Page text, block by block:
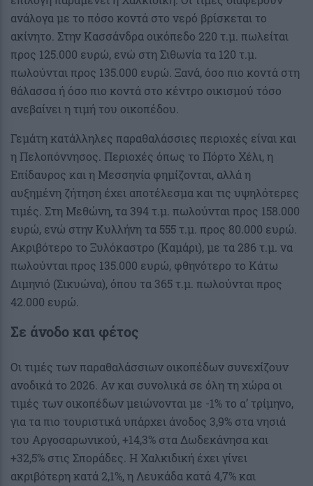
ανάλογα με το πόσο κοντά στο νερό βρίσκεται το
ακίνητο. Στην Κασσάνδρα οικόπεδο 220 τ.μ. πωλείται
προς 125.000 ευρώ, ενώ στη Σιθωνία τα 120 τ.μ.
πωλούνται προς 135.000 ευρώ. Ξανά, όσο πιο κοντά στη
θάλασσα ή όσο πιο κοντά στο κέντρο οικισμού τόσο
ανεβαίνει η τιμή του οικοπέδου.
Γεμάτη κατάλληλες παραθαλάσσιες περιοχές είναι και
η Πελοπόννησος. Περιοχές όπως το Πόρτο Χέλι, η
Επίδαυρος και η Μεσσηνία φημίζονται, αλλά η
αυξημένη ζήτηση έχει αποτέλεσμα και τις υψηλότερες
τιμές. Στη Μεθώνη, τα 394 τ.μ. πωλούνται προς 158.000
ευρώ, ενώ στην Κυλλήνη τα 555 τ.μ. προς 80.000 ευρώ.
Ακριβότερο το Ξυλόκαστρο (Καμάρι), με τα 286 τ.μ. να
πωλούνται προς 135.000 ευρώ, φθηνότερο το Κάτω
Διμηνιό (Σικυώνα), όπου τα 365 τ.μ. πωλούνται προς
42.000 ευρώ.
Σε άνοδο και φέτος
Οι τιμές των παραθαλάσσιων οικοπέδων συνεχίζουν
ανοδικά το 2026. Αν και συνολικά σε όλη τη χώρα οι
τιμές των οικοπέδων μειώνονται με -1% το α’ τρίμηνο,
για τα πιο τουριστικά υπάρχει άνοδος 3,9% στα νησιά
του Αργοσαρωνικού, +14,3% στα Δωδεκάνησα και
+32,5% στις Σποράδες. Η Χαλκιδική έχει γίνει
ακριβότερη κατά 2,1%, η Λευκάδα κατά 4,7% και